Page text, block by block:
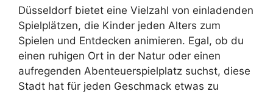
Düsseldorf bietet eine Vielzahl von einladenden
Spielplätzen, die Kinder jeden Alters zum
Spielen und Entdecken animieren. Egal, ob du
einen ruhigen Ort in der Natur oder einen
aufregenden Abenteuerspielplatz suchst, diese
Stadt hat für jeden Geschmack etwas zu